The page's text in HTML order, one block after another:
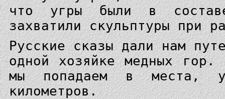
что угры были в
захватили скульптуры при
Русские сказы дали нам
одной хозяйке медных
мы попадаем в места,
километров.